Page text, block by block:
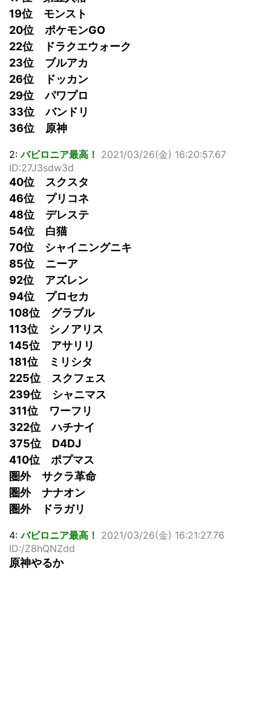
19位 モンスト
20位 ポケモンGO
22位 ドラクエウォーク
23位 ブルアカ
26位 ドッカン
29位 パワプロ
33位 バンドリ
36位 原神
2:バビロニア最高！ 2021/03/26(金) 16:20:57.67
ID:27J3sdw3d
40位 スクスタ
46位 プリコネ
48位 デレステ
54位 白猫
70位 シャイニングニキ
85位 ニーア
92位 アズレン
94位 プロセカ
108位 グラブル
113位 シノアリス
145位 アサリリ
181位 ミリシタ
225位 スクフェス
239位 シャニマス
311位 ワーフリ
322位 ハチナイ
375位 D4DJ
410位 ポプマス
圏外 サクラ革命
圏外 ナナオン
圏外 ドラガリ
4:バビロニア最高！ 2021/03/26(金) 16:21:27.76
ID:/Z8hQNZdd
原神やるか